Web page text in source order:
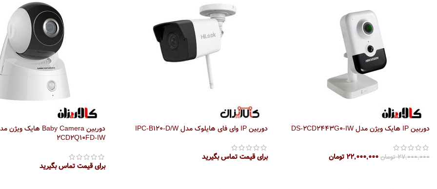
دوربین IP هایک ویژن مدل DS-2CD2443G0-IW
۲۷,۰۰۰,۰۰۰ تومان ۲۲,۰۰۰,۰۰۰تومان
دوربین IP وای فای هایلوک مدل IPC-B120-D/W
برای قیمت تماس بگیرید
2CD2Q10FD-IW
برای قیمت تماس بگیرید